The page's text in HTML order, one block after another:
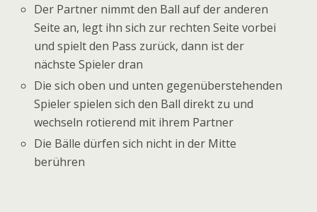
Der Partner nimmt den Ball auf der anderen
Seite an, legt ihn sich zur rechten Seite vorbei
und spielt den Pass zurück, dann ist der
nächste Spieler dran
Die sich oben und unten gegenüberstehenden
Spieler spielen sich den Ball direkt zu und
wechseln rotierend mit ihrem Partner
Die Bälle dürfen sich nicht in der Mitte
berühren